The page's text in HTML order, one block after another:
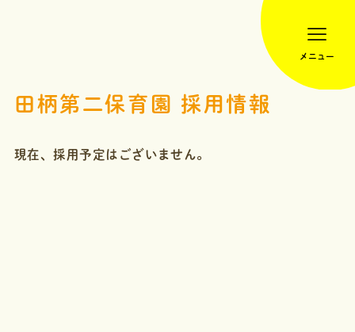
メニュー
田柄第二保育園 採用情報
現在、採用予定はございません。